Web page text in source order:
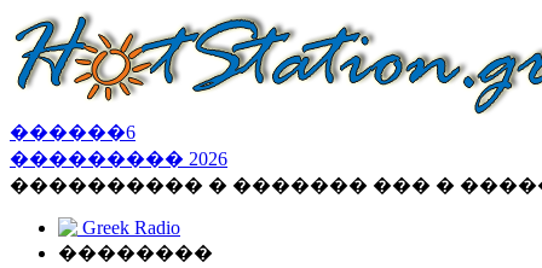
������6
��������� 2026
���������� � ������� ��� �
Greek Radio
��������